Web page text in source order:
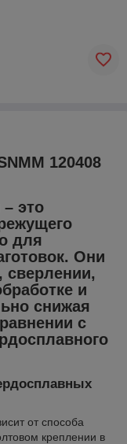
120408
это
для
Они
сверлении,
и
снижая
с
от способа
креплении в